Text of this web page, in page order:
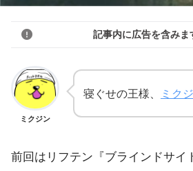
記事内に広告を含みま
ミクジン
寝ぐせの王様、 ミク
前回はリフテン『ブラインドサイ